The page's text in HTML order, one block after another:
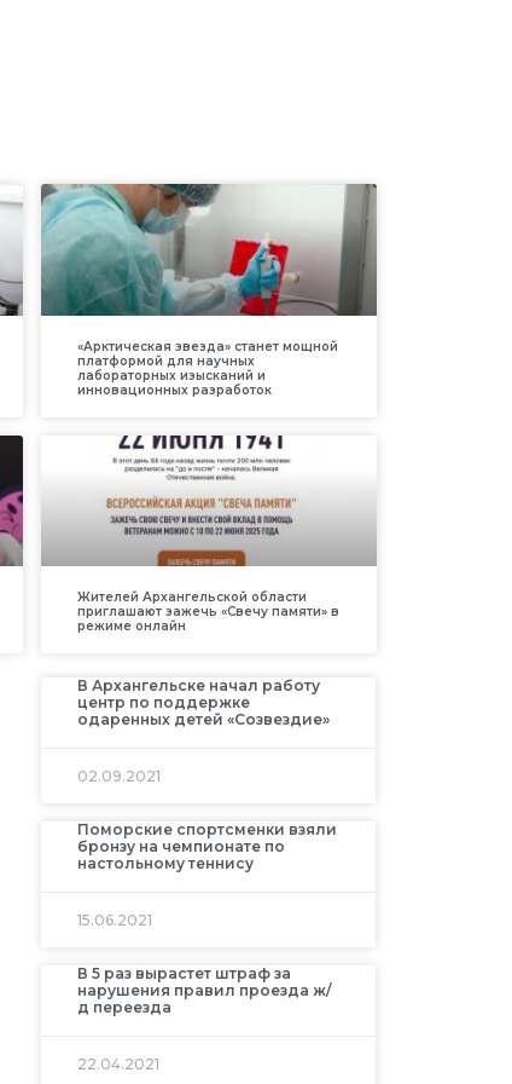
«Арктическая звезда» станет мощной
платформой для научных
лабораторных изысканий и
инновационных разработок
Жителей Архангельской области
приглашают зажечь «Свечу памяти» в
режиме онлайн
В Архангельске начал работу
центр по поддержке
одаренных детей «Созвездие»
02.09.2021
Поморские спортсменки взяли
бронзу на чемпионате по
настольному теннису
15.06.2021
В 5 раз вырастет штраф за
нарушения правил проезда ж/
д переезда
22.04.2021